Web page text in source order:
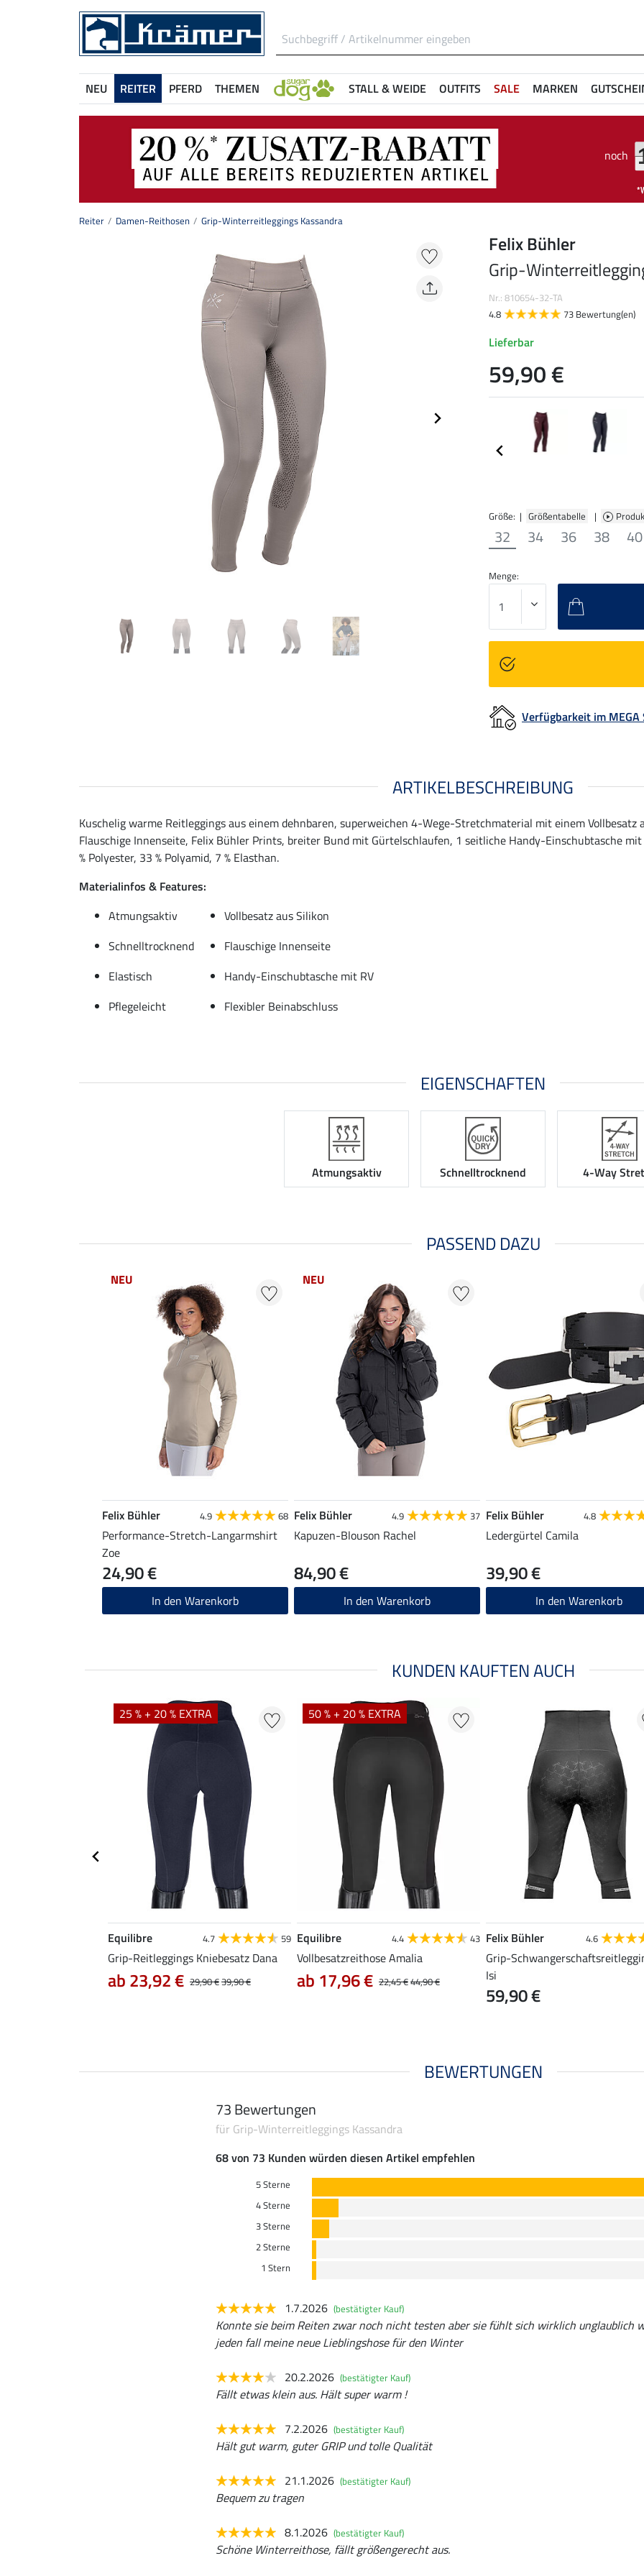
NEU REITER PFERD THEMEN STALL & WEIDE OUTFITS SALE MARKEN
noch
Reiter Damen-Reithosen Grip-Winterreitleggings Kassandra
Größe: | Größentabelle |
32 34 36 38 40
Felix Bühler
Grip-
Nr.: 810654-32-TA
4.8
73 Bewertung(en)
Lieferbar
59,90 €
Menge:
Verfügbarkeit im MEGA
ARTIKELBESCHREIBUNG
Kuschelig warme Reitleggings aus einem dehnbaren, superweichen 4-Wege-Stretchmaterial mit einem
Flauschige Innenseite, Felix Bühler Prints, breiter Bund mit Gürtelschlaufen, 1 seitliche Handy-Einschubtasche
% Polyester, 33 % Polyamid, 7 % Elasthan.
Materialinfos & Features:
Atmungsaktiv
Vollbesatz aus Silikon
Schnelltrocknend
Flauschige Innenseite
Elastisch
Handy-Einschubtasche mit RV
Pflegeleicht
Flexibler Beinabschluss
EIGENSCHAFTEN
Atmungsaktiv Schnelltrocknend 4-Way
PASSEND DAZU
NEU
Felix Bühler 4.9 68
Performance-Stretch-Langarmshirt
Zoe
24,90 €
In den Warenkorb
NEU
Felix Bühler 4.9 37
Kapuzen-Blouson Rachel
84,90 €
In den Warenkorb
Felix Bühler 4.8
Ledergürtel Camila
39,90 €
In den Warenkorb
KUNDEN KAUFTEN AUCH
25 % + 20 % EXTRA
Equilibre 4.7 59
Grip-Reitleggings Kniebesatz Dana
29,90 €39,90 €
ab 23,92 €
50 % + 20 % EXTRA
Equilibre 4.4 43
Vollbesatzreithose Amalia
22,45 €44,90 €
ab 17,96 €
Felix Bühler 4.6
Grip-
Isi
59,90 €
BEWERTUNGEN
73 Bewertungen
für Grip-Winterreitleggings Kassandra
68 von 73 Kunden würden diesen Artikel empfehlen
5 Sterne
4 Sterne
3 Sterne
2 Sterne
1 Stern
1.7.2026 (bestätigter Kauf)
Konnte sie beim Reiten zwar noch nicht testen aber sie fühlt sich wirklich unglaublich
jeden fall meine neue Lieblingshose für den Winter
20.2.2026 (bestätigter Kauf)
Fällt etwas klein aus. Hält super warm !
7.2.2026 (bestätigter Kauf)
Hält gut warm, guter GRIP und tolle Qualität
21.1.2026 (bestätigter Kauf)
Bequem zu tragen
8.1.2026 (bestätigter Kauf)
Schöne Winterreithose, fällt größengerecht aus.